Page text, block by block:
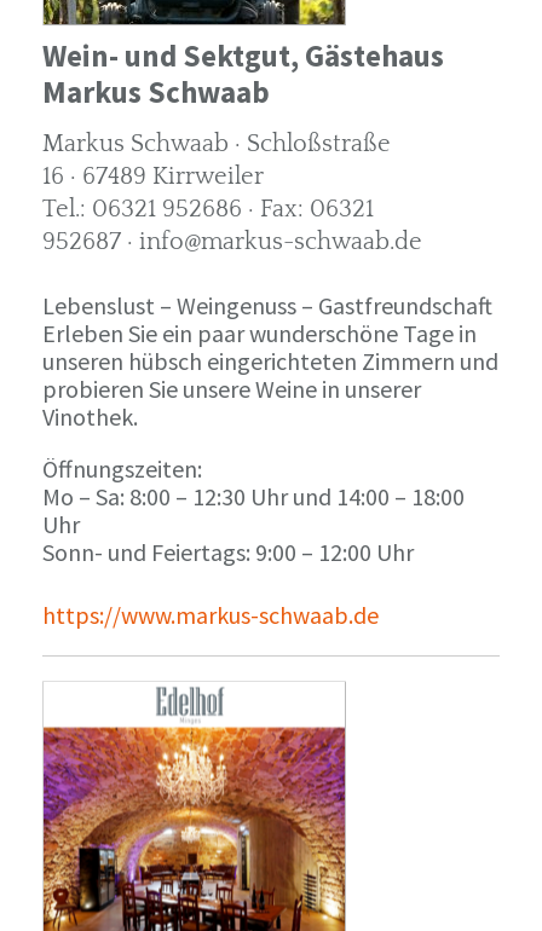
Wein- und Sektgut, Gästehaus
Markus Schwaab
Markus Schwaab · Schloßstraße
16 · 67489 Kirrweiler
Tel.: 06321 952686 · Fax: 06321
952687 · info@markus-schwaab.de
Lebenslust – Weingenuss – Gastfreundschaft
Erleben Sie ein paar wunderschöne Tage in
unseren hübsch eingerichteten Zimmern und
probieren Sie unsere Weine in unserer
Vinothek.
Öffnungszeiten:
Mo – Sa: 8:00 – 12:30 Uhr und 14:00 – 18:00
Uhr
Sonn- und Feiertags: 9:00 – 12:00 Uhr
https://www.markus-schwaab.de